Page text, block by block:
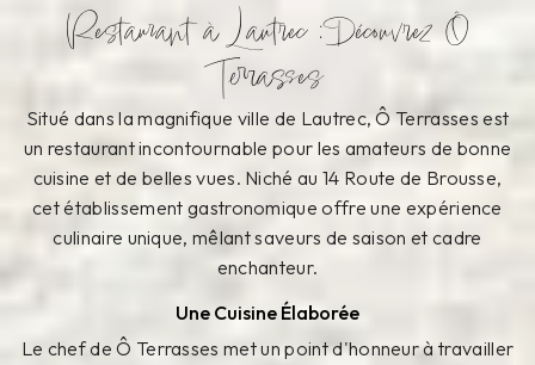
Restaurant à Lautrec : Découvrez Ô
Terrasses
Situé dans la magnifique ville de Lautrec, Ô Terrasses est
un restaurant incontournable pour les amateurs de bonne
cuisine et de belles vues. Niché au 14 Route de Brousse,
cet établissement gastronomique offre une expérience
culinaire unique, mêlant saveurs de saison et cadre
enchanteur.
Une Cuisine Élaborée
Le chef de Ô Terrasses met un point d'honneur à travailler